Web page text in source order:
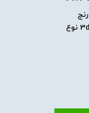
برند: اشنایدر الکتریک کد فنی: LV429845 وزن: 2.05kg ابعاد: 86mm x 105mm x 161mm رنج
جریان: 32A قدرت قطع: 50kA نوع کلید: قابل تنظیم تعداد پل: 3P تعداد پل حفاظت شده: 3d نوع